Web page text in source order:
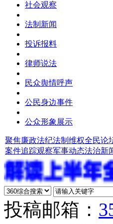
社会观察
法制新闻
投诉报料
律师说法
民众舆情呼声
公民身边事件
公众形象展示
聚焦廉政法纪法制维权全民论
案件追踪观察军事动态法治新
投稿邮箱：